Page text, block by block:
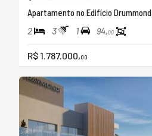
Apartamento no Edifício Drummond
2 3 1 94,00
R$ 1.787.000,00